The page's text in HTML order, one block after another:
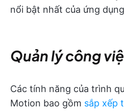
nổi bật nhất của ứng
Quản lý công
Các tính năng của trình
Motion bao gồm sắp xếp